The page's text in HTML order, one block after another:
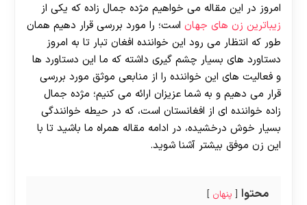
امروز در این مقاله می خواهیم مژده جمال زاده که یکی از
زیباترین زن های جهان است؛ را مورد بررسی قرار دهیم همان
طور که انتظار می رود این خواننده افغان تبار تا به امروز
دستاورد های بسیار چشم گیری داشته که ما این دستاورد ها
و فعالیت های این خواننده را از منابعی موثق مورد بررسی
قرار می دهیم و به شما عزیزان ارائه می کنیم؛ مژده جمال
زاده خواننده ای از افغانستان است، که در حیطه خوانندگی
بسیار خوش درخشیده، در ادامه مقاله همراه ما باشید تا با
این زن موفق بیشتر آشنا شوید.
محتوا پنهان